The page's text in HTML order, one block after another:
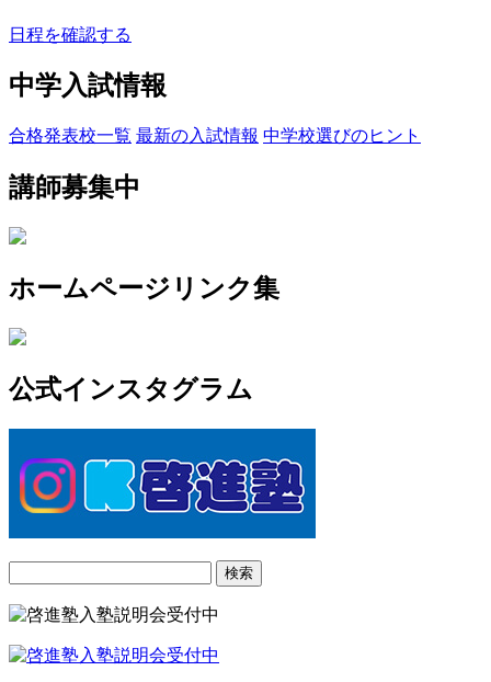
日程を確認する
中学入試情報
合格発表校一覧 最新の入試情報 中学校選びのヒント
講師募集中
ホームページリンク集
公式インスタグラム